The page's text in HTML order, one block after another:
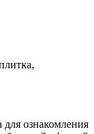
ознакомления